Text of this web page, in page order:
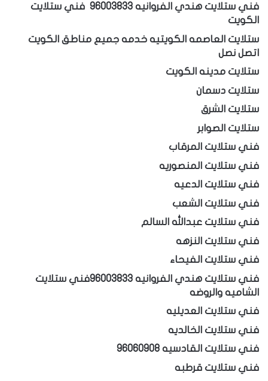
فني ستلايت هندي الفروانيه 96003833
فني ستلايت
الكويت
ستلايت العاصمه الكويتيه خدمه جميع مناطق الكويت
اتصل نصل
ستلايت مدينه الكويت
ستلايت دسمان
ستلايت الشرق
ستلايت الصوابر
فني ستلايت المرقاب
فني ستلايت المنصوريه
فني ستلايت الدعيه
فني ستلايت الشعب
فني ستلايت عبدالله السالم
فني ستلايت النزهه
فني ستلايت الفيحاء
فني ستلايت هندي الفروانيه 96003833
فني ستلايت
الشاميه والروضه
فني ستلايت العديليه
فني ستلايت الخالديه
فني ستلايت القادسيه 96060908
فني ستلايت قرطبه